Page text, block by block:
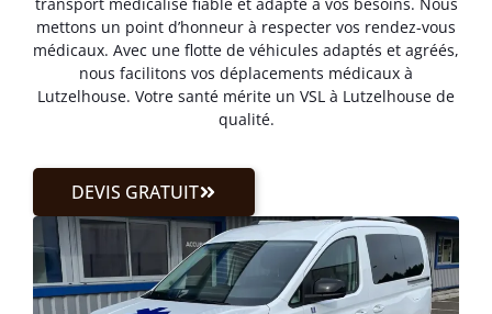
mettons un point d’honneur à respecter vos rendez-vous
médicaux. Avec une flotte de véhicules adaptés et agréés,
nous facilitons vos déplacements médicaux à
Lutzelhouse. Votre santé mérite un VSL à Lutzelhouse de
qualité.
DEVIS GRATUIT